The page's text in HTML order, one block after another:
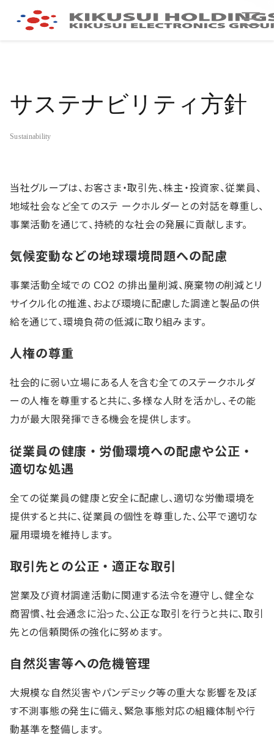
サステナビリティ方針
当社グループは、お客さま・取引先、株主・投資家、従業員、
地域社会など全てのステ ークホルダーとの対話を尊重し、
事業活動を通じて、持続的な社会の発展に貢献します。
気候変動などの地球環境問題への配慮
事業活動全域での CO2 の排出量削減、廃棄物の削減とリ
サイクル化の推進、および環境に配慮した調達と製品の供
給を通じて、環境負荷の低減に取り組みます。
人権の尊重
社会的に弱い立場にある人を含む全てのステークホルダ
ーの人権を尊重すると共に、多様な人財を活かし、その能
力が最大限発揮できる機会を提供します。
従業員の健康・労働環境への配慮や公正・
適切な処遇
全ての従業員の健康と安全に配慮し、適切な労働環境を
提供すると共に、従業員の個性を尊重した、公平で適切な
雇用環境を維持します。
取引先との公正・適正な取引
営業及び資材調達活動に関連する法令を遵守し、健全な
商習慣、社会通念に沿った、公正な取引を行うと共に、取引
先との信頼関係の強化に努めます。
自然災害等への危機管理
大規模な自然災害やパンデミック等の重大な影響を及ぼ
す不測事態の発生に備え、緊急事態対応の組織体制や行
動基準を整備します。